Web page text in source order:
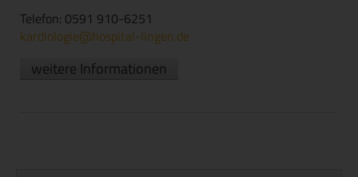
Telefon: 0591 910-6251
kardiologie@hospital-lingen.de
weitere Informationen